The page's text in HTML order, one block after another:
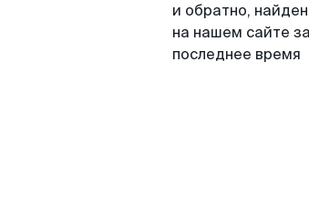
и обратно,
на нашем сайте за
последнее время